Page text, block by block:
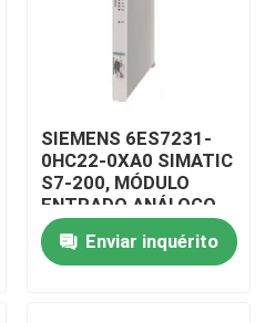
SIEMENS 6ES7231-
0HC22-0XA0 SIMATIC
S7-200, MÓDULO
ENTRADO ANÁLOGO
Enviar inquérito